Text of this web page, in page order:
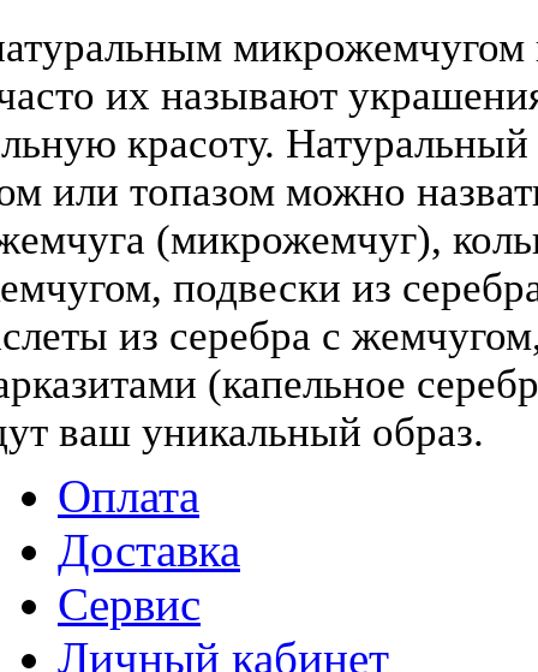
микрожемчугом
их называют
красоту.
или топазом можно
(микрожемчуг),
подвески из
из серебра с
(капельное
ваш уникальный образ.
Оплата
Доставка
Сервис
Личный кабинет